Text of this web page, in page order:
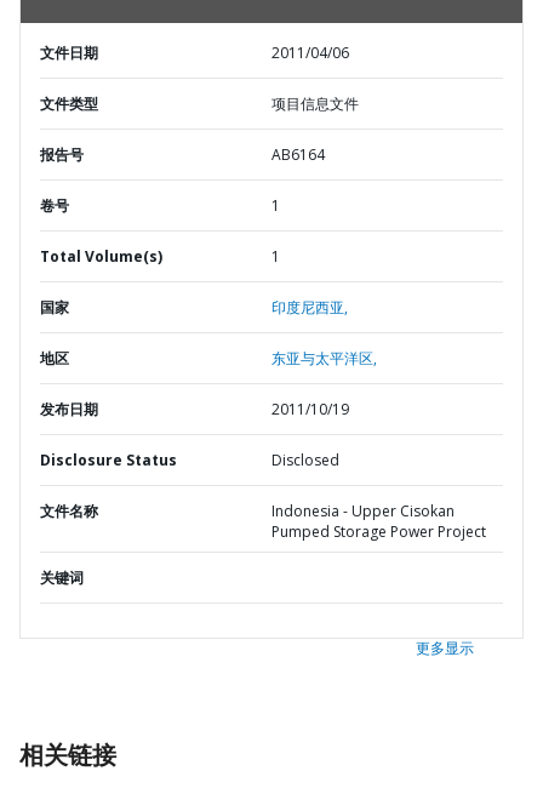
文件日期 2011/04/06
文件类型 项目信息文件
报告号 AB6164
卷号 1
Total Volume(s) 1
国家 印度尼西亚,
地区 东亚与太平洋区,
发布日期 2011/10/19
Disclosure Status Disclosed
文件名称
Indonesia - Upper Cisokan
Pumped Storage Power Project
关键词
更多显示
相关链接